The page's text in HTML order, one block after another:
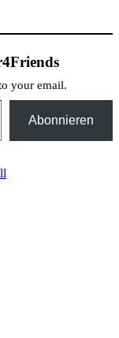
your email.
Abonnieren